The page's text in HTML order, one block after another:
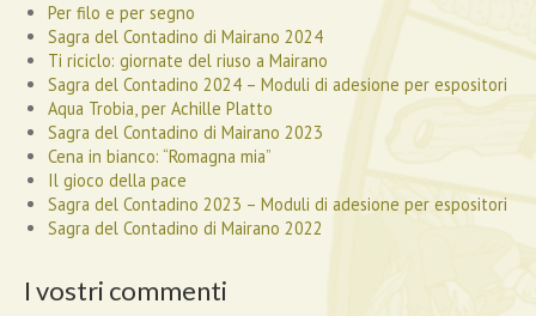
Per filo e per segno
Sagra del Contadino di Mairano 2024
Ti riciclo: giornate del riuso a Mairano
Sagra del Contadino 2024 – Moduli di adesione per espositori
Aqua Trobia, per Achille Platto
Sagra del Contadino di Mairano 2023
Cena in bianco: “Romagna mia”
Il gioco della pace
Sagra del Contadino 2023 – Moduli di adesione per espositori
Sagra del Contadino di Mairano 2022
I vostri commenti